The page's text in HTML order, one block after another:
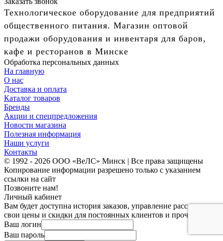
Технологическое оборудование для предприятий
общественного питания. Магазин оптовой
продажи оборудования и инвентаря для баров,
кафе и ресторанов в Минске
Обработка персональных данных
На главную
О нас
Доставка и оплата
Каталог товаров
Бренды
Акции и спецпредложения
Новости магазина
Полезная информация
Наши услуги
Контакты
© 1992 - 2026 ООО «ВеЛС» Минск | Все права защищены
Копирование информации разрешено только с указанием
ссылки на сайт
Позвоните нам!
Личный кабинет
Вам будет доступна история заказов, управление рассылками,
свои цены и скидки для постоянных клиентов и прочее.
Ваш логин
Ваш пароль